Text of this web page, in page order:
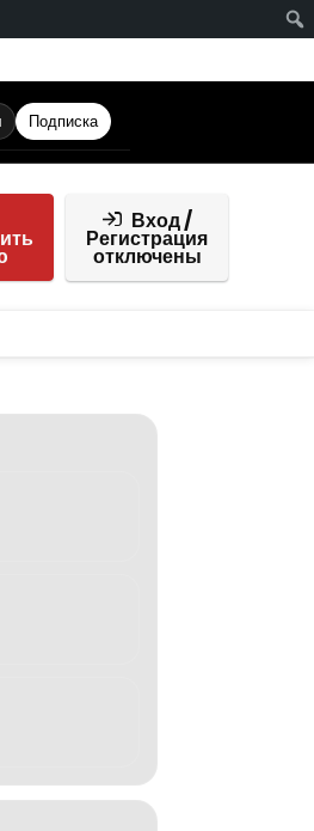
Подписка
Вход /
Регистрация
отключены